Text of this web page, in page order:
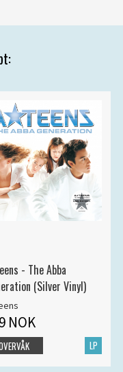
- The Abba
(Silver Vinyl)
NOK
LP